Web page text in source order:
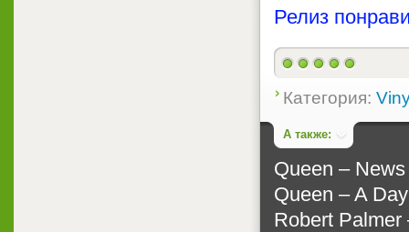
Релиз
Категория:
А также:
Queen ‎–
Queen ‎– A
Robert Palmer